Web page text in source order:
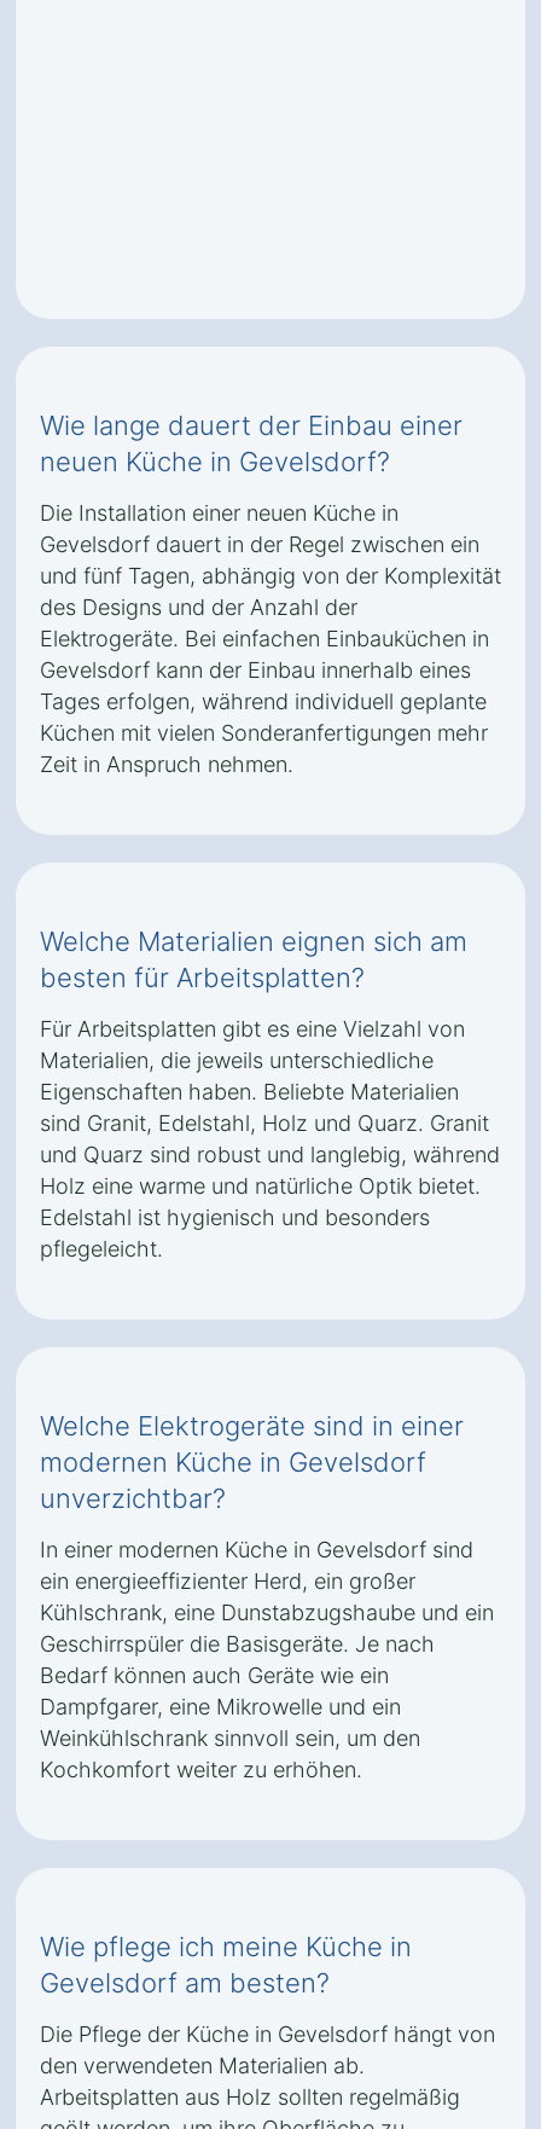
Wie lange dauert der Einbau einer
neuen Küche in Gevelsdorf?
Die Installation einer neuen Küche in
Gevelsdorf dauert in der Regel zwischen ein
und fünf Tagen, abhängig von der Komplexität
des Designs und der Anzahl der
Elektrogeräte. Bei einfachen Einbauküchen in
Gevelsdorf kann der Einbau innerhalb eines
Tages erfolgen, während individuell geplante
Küchen mit vielen Sonderanfertigungen mehr
Zeit in Anspruch nehmen.
Welche Materialien eignen sich am
besten für Arbeitsplatten?
Für Arbeitsplatten gibt es eine Vielzahl von
Materialien, die jeweils unterschiedliche
Eigenschaften haben. Beliebte Materialien
sind Granit, Edelstahl, Holz und Quarz. Granit
und Quarz sind robust und langlebig, während
Holz eine warme und natürliche Optik bietet.
Edelstahl ist hygienisch und besonders
pflegeleicht.
Welche Elektrogeräte sind in einer
modernen Küche in Gevelsdorf
unverzichtbar?
In einer modernen Küche in Gevelsdorf sind
ein energieeffizienter Herd, ein großer
Kühlschrank, eine Dunstabzugshaube und ein
Geschirrspüler die Basisgeräte. Je nach
Bedarf können auch Geräte wie ein
Dampfgarer, eine Mikrowelle und ein
Weinkühlschrank sinnvoll sein, um den
Kochkomfort weiter zu erhöhen.
Wie pflege ich meine Küche in
Gevelsdorf am besten?
Die Pflege der Küche in Gevelsdorf hängt von
den verwendeten Materialien ab.
Arbeitsplatten aus Holz sollten regelmäßig